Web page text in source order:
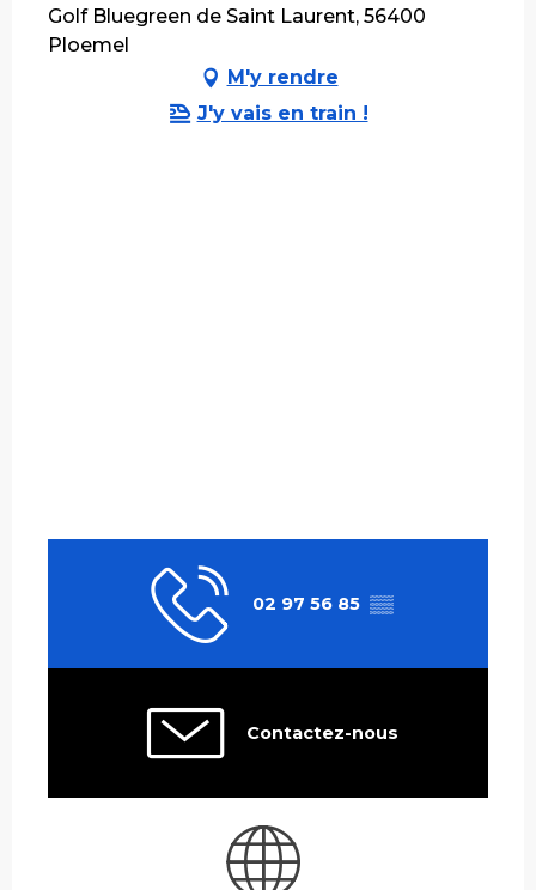
Golf Bluegreen de Saint Laurent, 56400
Ploemel
M'y rendre
J'y vais en train !
02 97 56 85 ▒▒
Contactez-nous